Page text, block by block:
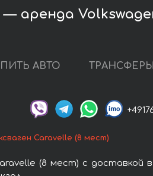
аренда
АВТО ТРАНСФЕРЫ
Caravelle (8 мест)
(8 мест) с